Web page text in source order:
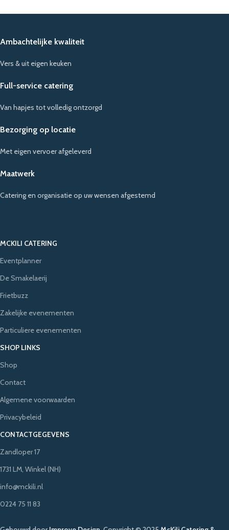
Ambachtelijke kwaliteit
Vers & uit eigen keuken
Full-service catering
Van hapjes tot volledig ontzorgd
Bezorging op locatie
Met eigen vervoer afgeleverd
Maatwerk
Catering en organisatie op uw wensen afgestemd
MCKILI CATERING
Eventplanner
De Smakelaerij
Frietbuzz
Zakelijke evenementen
Particuliere evenementen
SHOP LINKS
Shop
Contact
Algemene voorwaarden
Privacybeleid
CONTACTGEGEVENS
Zandloper 17
1731 LM, Winkel (NH)
info@mckili.nl
0224 75 11 83